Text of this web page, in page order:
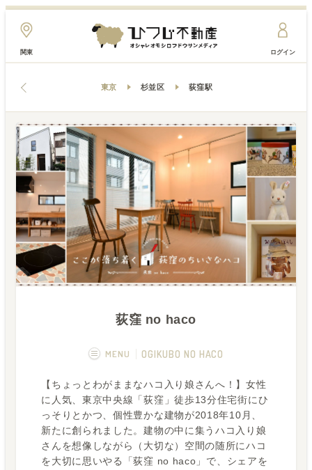
関東 ログイン
東京 杉並区 荻窪駅
荻窪 no haco
MENU OGIKUBO NO HACO
概要 画像一覧
空室状況 運営者
フカボリ記事 Q&A
【ちょっとわがままなハコ入り娘さんへ！】女性
に人気、東京中央線「荻窪」徒歩13分住宅街にひ
っそりとかつ、個性豊かな建物が2018年10月、
新たに創られました。建物の中に集うハコ入り娘
さんを想像しながら（大切な）空間の随所にハコ
を大切に思いやる「荻窪 no haco」で、シェアを